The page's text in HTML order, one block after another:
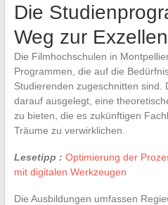
Die
Weg zur
Die Filmhochschulen in
Programmen, die auf die
Studierenden zugeschnitten sind.
darauf ausgelegt, eine
zu bieten, die es zukünftigen
Träume zu verwirklichen.
Lesetipp : Optimierung der
mit digitalen Werkzeugen
Die Ausbildungen umfassen